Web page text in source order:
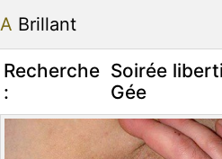
A Brillant
Recherche
:
Soirée
Gée